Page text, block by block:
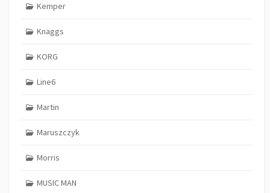
Kemper
Knaggs
KORG
Line6
Martin
Maruszczyk
Morris
MUSIC MAN